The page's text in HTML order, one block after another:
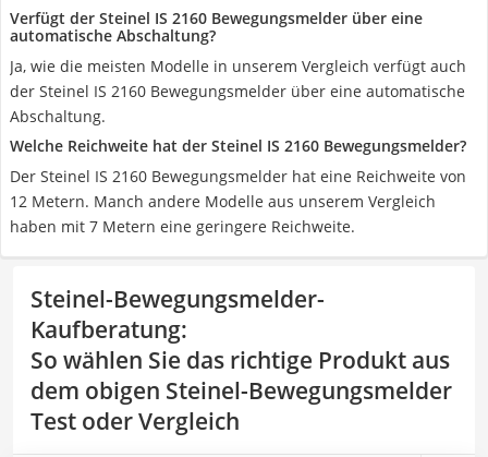
Verfügt der Steinel IS 2160 Bewegungsmelder über eine
automatische Abschaltung?
Ja, wie die meisten Modelle in unserem Vergleich verfügt auch
der Steinel IS 2160 Bewegungsmelder über eine automatische
Abschaltung.
Welche Reichweite hat der Steinel IS 2160 Bewegungsmelder?
Der Steinel IS 2160 Bewegungsmelder hat eine Reichweite von
12 Metern. Manch andere Modelle aus unserem Vergleich
haben mit 7 Metern eine geringere Reichweite.
Steinel-Bewegungsmelder-
Kaufberatung:
So wählen Sie das richtige Produkt aus
dem obigen Steinel-Bewegungsmelder
Test oder Vergleich